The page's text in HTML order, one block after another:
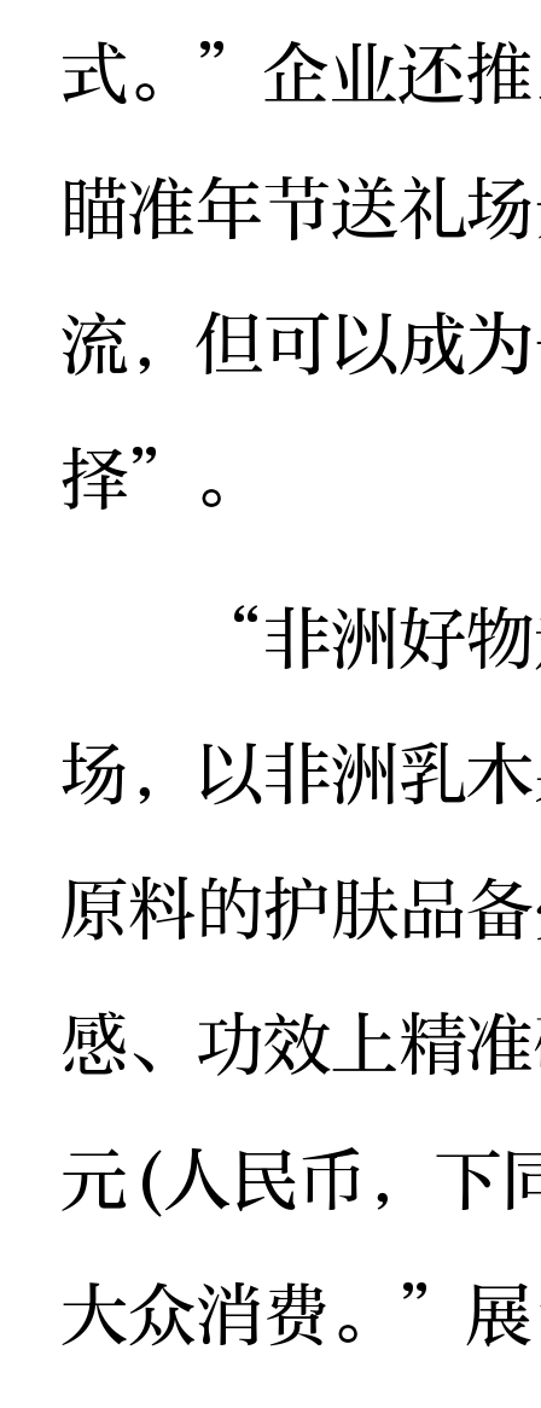
式。”企业还
瞄准年节送礼
流，但可以成
择”。
“非洲好物
场，以非洲乳
原料的护肤品
感、功效上精
元(人民币，下
大众消费。”